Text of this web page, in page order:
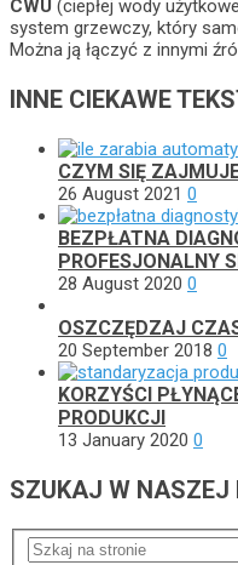
CWU (ciepłej wody
system grzewczy, który
Można ją łączyć z innymi
INNE CIEKAWE
CZYM SIĘ
26 August 2021 0
BEZPŁATNA
PROFESJONALNY
28 August 2020 0
OSZCZĘDZAJ
20 September 2018 0
KORZYŚCI
PRODUKCJI
13 January 2020 0
SZUKAJ W NASZEJ